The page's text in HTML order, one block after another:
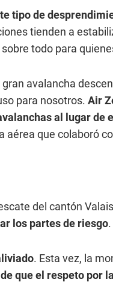
tipo de
tienden a
todo para
gran avalancha
para nosotros. Air
al lugar de
aérea que colaboró
del cantón Valais
los partes de riesgo.
. Esta vez, la
que el respeto por